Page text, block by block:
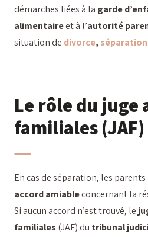
démarches liées à la garde
alimentaireet à l’autorité
situation de divorce, séparation
Le rôle du juge
familiales (JAF)
En cas de séparation, les
accord amiableconcernant la
Si aucun accord n’est trouvé, le
familiales(JAF) du tribunal